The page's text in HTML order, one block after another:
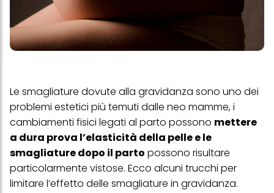
Le smagliature dovute alla gravidanza sono uno dei
problemi estetici più temuti dalle neo mamme, i
cambiamenti fisici legati al parto possono mettere
a dura prova l’elasticità della pelle e le
smagliature dopo il parto possono risultare
particolarmente vistose. Ecco alcuni trucchi per
limitare l’effetto delle smagliature in gravidanza.